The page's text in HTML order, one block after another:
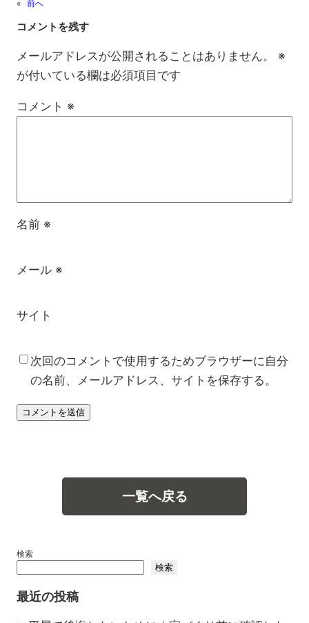
« 前へ
コメントを残す
メールアドレスが公開されることはありません。
※
が付いている欄は必須項目です
コメント ※
名前 ※
メール ※
サイト
次回のコメントで使用するためブラウザーに自分
の名前、メールアドレス、サイトを保存する。
一覧へ戻る
検索
検索
最近の投稿